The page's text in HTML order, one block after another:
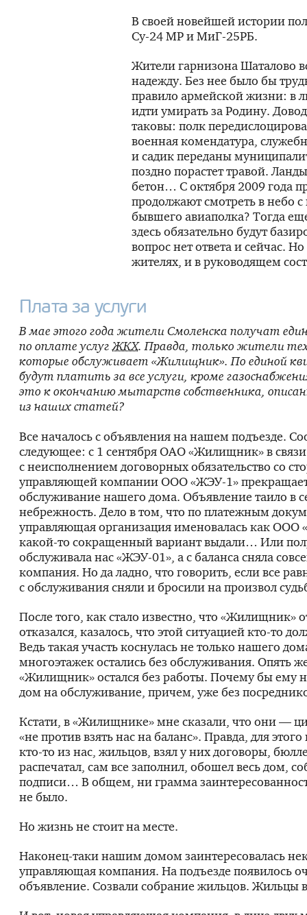
В своей новейшей истории
Су-24МР иМиГ-25РБ.
Жители гарнизона Шаталово
надежду. Без нее было бы
правило армейской жизни: в
идти умирать за Родину.
таковы: полк
военная комендатура,
и садик переданы
поздно порастет травой.
бетон… С октября 2009 года
продолжают смотреть в небо
бывшего авиаполка? Тогда
здесь обязательно будут
вопрос нет ответа и сейчас.
жителях, и в руководящем
Плата за услуги
В мае этого года жители Смоленска получат
по оплате услугЖКХ. Правда, только жители
которые обслуживает «Жилищник». По единой
будут платить за все услуги, кроме
это к окончанию мытарств собственника,
из наших статей?
Все началось с объявления на нашем подъезде.
следующее: с 1 сентябряОАО «Жилищник»в связи
с неисполнением договорных обязательство со
управляющей компанииООО «ЖЭУ-1»
обслуживание нашего дома. Объявление таило в
небрежность. Дело в том, что по платежным
управляющая организация именовалась какООО
какой-то сокращенный вариант выдали… Или
обслуживала нас«ЖЭУ-01» , а с баланса сняла
компания. Но да ладно, что говорить, если все
с обслуживания сняли и бросили на произвол
После того, как стало известно, что «Жилищник»
отказался, казалось, что этой ситуациейкто-то
Ведь такая участь коснулась не только нашего
многоэтажек остались без обслуживания. Опять
«Жилищник» остался без работы. Почему бы ему
дом на обслуживание, причем, уже без
Кстати, в «Жилищнике» мне сказали, что они —
«не против взять нас на баланс». Правда, для
кто-то из нас, жильцов, взял у них договоры,
распечатал, сам все заполнил, обошел весь дом,
подписи… В общем, ни грамма
не было.
Но жизнь не стоит на месте.
Наконец-такинашим домом заинтересовалась
управляющая компания. На подъезде появилось
объявление. Созвали собрание жильцов. Жильцы